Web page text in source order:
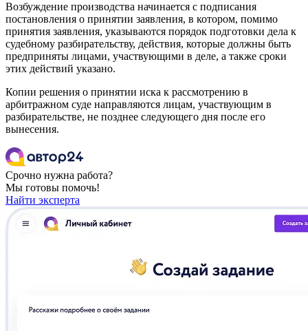
Возбуждение производства начинается с подписания
постановления о принятии заявления, в котором, помимо
принятия заявления, указываются порядок подготовки дела к
судебному разбирательству, действия, которые должны быть
предприняты лицами, участвующими в деле, а также сроки
этих действий указано.
Копии решения о принятии иска к рассмотрению в
арбитражном суде направляются лицам, участвующим в
разбирательстве, не позднее следующего дня после его
вынесения.
Срочно нужна работа?
Мы готовы помочь!
Найти эксперта